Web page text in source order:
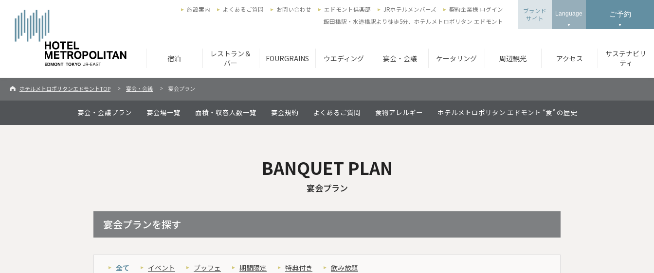
宿泊
レストラン＆
バー
FOURGRAINS ウエディング 宴会・会議 ケータリング 周辺観光 アクセス
サステナビリ
ティ
施設案内 よくあるご質問 お問い合わせ エドモント倶楽部 JRホテルメンバーズ
契約企業様 ログイン
飯田橋駅・水道橋駅より徒歩5分、ホテルメトロポリタン エドモント
ブランド
サイト
Language ご予約
ホテルメトロポリタンエドモントTOP 宴会・会議 宴会プラン
宴会・会議プラン 宴会場一覧 面積・収容人数一覧 宴会規約 よくあるご質問 食物アレルギー ホテルメトロポリタン エドモント “食” の歴史
BANQUET PLAN
宴会プラン
宴会プランを探す
全て イベント ブッフェ 期間限定 特典付き 飲み放題